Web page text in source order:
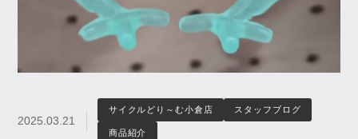
2025.03.21
サイクルどり～む小倉店 スタッフブログ
商品紹介